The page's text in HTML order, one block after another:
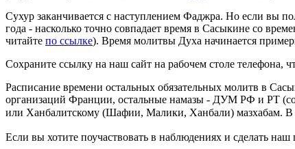
Сухур заканчивается с наступлением Фаджра. Но если вы
года - насколько точно совпадает время в Сасыкине со
читайте по ссылке). Время молитвы Духа начинается
Сохраните ссылку на наш сайт на рабочем столе телефона,
Расписание времени остальных обязательных молитв в
организаций Франции, остальные намазы - ДУМ РФ и РТ
или Ханбалитскому (Шафии, Малики, Ханбали) мазхабам. В
Если вы хотите поучаствовать в наблюдениях и сделать